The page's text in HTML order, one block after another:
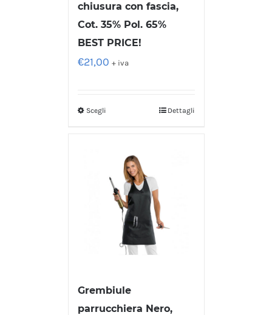
chiusura con fascia,
Cot. 35% Pol. 65%
BEST PRICE!
€21,00 + iva
Scegli Dettagli
Grembiule
parrucchiera Nero,